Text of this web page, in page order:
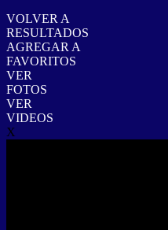
VOLVER A
RESULTADOS
AGREGAR A
FAVORITOS
VER
FOTOS
VER
VIDEOS
X